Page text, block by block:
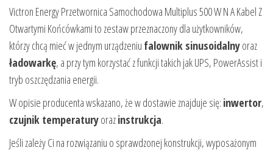
Victron Energy Przetwornica Samochodowa Multiplus 500 W N A Kabel Z
Otwartymi Końcówkami to zestaw przeznaczony dla użytkowników,
którzy chcą mieć w jednym urządzeniu falownik sinusoidalnyoraz
ładowarkę, a przy tym korzystać z funkcji takich jak UPS, PowerAssist i
tryb oszczędzania energii.
W opisie producenta wskazano, że w dostawie znajduje się: inwertor,
czujnik temperaturyorazinstrukcja.
Jeśli zależy Ci na rozwiązaniu o sprawdzonej konstrukcji, wyposażonym